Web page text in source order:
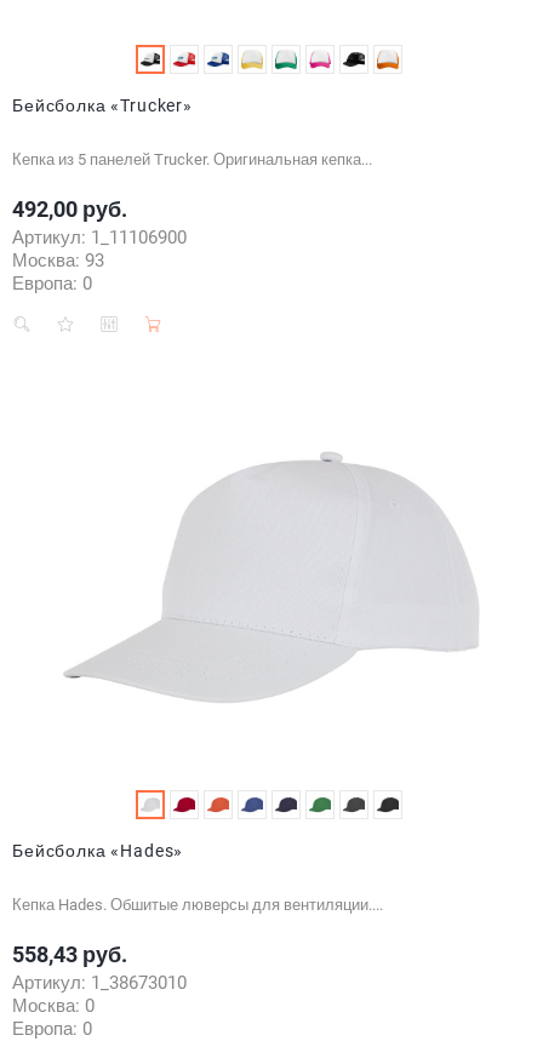
Бейсболка «Trucker»
Кепка из 5 панелей Trucker. Оригинальная кепка...
Цена
492,00 руб.
Артикул: 1_11106900
Москва: 93
Европа: 0
Бейсболка «Hades»
Кепка Hades. Обшитые люверсы для вентиляции....
Цена
558,43 руб.
Артикул: 1_38673010
Москва: 0
Европа: 0